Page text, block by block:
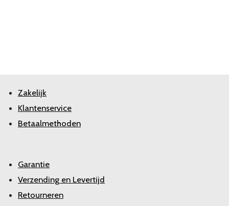
Zakelijk
Klantenservice
Betaalmethoden
Garantie
Verzending en Levertijd
Retourneren